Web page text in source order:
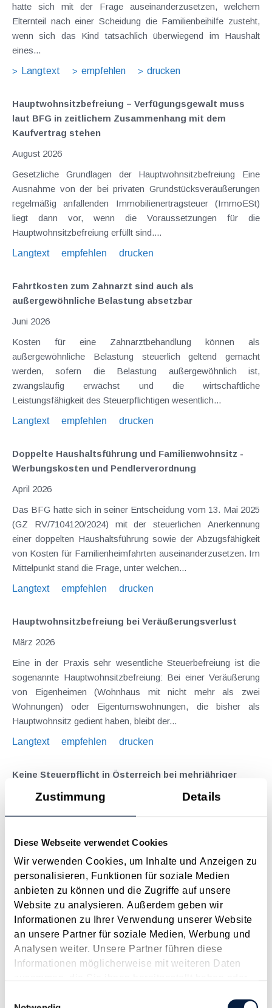
Zustimmung Details
Diese Webseite verwendet Cookies
Wir verwenden Cookies, um Inhalte und Anzeigen zu
personalisieren, Funktionen für soziale Medien
anbieten zu können und die Zugriffe auf unsere
Website zu analysieren. Außerdem geben wir
Informationen zu Ihrer Verwendung unserer Website
an unsere Partner für soziale Medien, Werbung und
Analysen weiter. Unsere Partner führen diese
Informationen möglicherweise mit weiteren Daten
hatte sich mit der Frage auseinanderzusetzen, welchem
Elternteil nach einer Scheidung die Familienbeihilfe zusteht,
wenn sich das Kind tatsächlich überwiegend im Haushalt
eines...
Langtext
empfehlen drucken
Hauptwohnsitz​­befreiung – Verfügungsgewalt muss
laut BFG in zeitlichem Zusammenhang mit dem
Kaufvertrag stehen
August 2026
Gesetzliche Grundlagen der Hauptwohnsitzbefreiung Eine
Ausnahme von der bei privaten Grundstücksveräußerungen
regelmäßig anfallenden Immobilienertragsteuer (ImmoESt)
liegt dann vor, wenn die Voraussetzungen für die
Hauptwohnsitzbefreiung erfüllt sind....
Langtext
empfehlen drucken
Fahrtkosten zum Zahnarzt sind auch als
außergewöhnliche Belastung absetzbar
Juni 2026
Kosten für eine Zahnarztbehandlung können als
außergewöhnliche Belastung steuerlich geltend gemacht
werden, sofern die Belastung außergewöhnlich ist,
zwangsläufig erwächst und die wirtschaftliche
Leistungsfähigkeit des Steuerpflichtigen wesentlich...
Langtext
empfehlen drucken
Doppelte Haushaltsführung und Familienwohnsitz -
Werbungskosten und Pendlerverordnung
April 2026
Das BFG hatte sich in seiner Entscheidung vom 13. Mai 2025
(GZ RV/7104120/2024) mit der steuerlichen Anerkennung
einer doppelten Haushaltsführung sowie der Abzugsfähigkeit
von Kosten für Familienheimfahrten auseinanderzusetzen. Im
Mittelpunkt stand die Frage, unter welchen...
Langtext
empfehlen drucken
Hauptwohnsitzbefreiung bei Veräußerungsverlust
März 2026
Eine in der Praxis sehr wesentliche Steuerbefreiung ist die
sogenannte Hauptwohnsitzbefreiung: Bei einer Veräußerung
von Eigenheimen (Wohnhaus mit nicht mehr als zwei
Wohnungen) oder Eigentumswohnungen, die bisher als
Hauptwohnsitz gedient haben, bleibt der...
Langtext
empfehlen drucken
Keine Steuerpflicht in Österreich bei mehrjähriger
Eltern in Österreich (Mietwohnung) gemeldet und verfügte dort
zumindest vor seiner Auslandsentsendung über ein eigenes
Zimmer. Von seinem Arbeitgeber wurde er im Zeitraum von
Oktober 2011 bis Ende Juni 2015 ins Ausland...
Langtext
empfehlen drucken
Abbruchkosten eines Wohngebäudes als
außergewöhnliche Belastung?
Eine Steuerpflichtige wollte Abbruchkosten für ein Gebäude